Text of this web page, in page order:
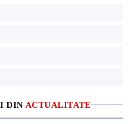
DIN ACTUALITATE